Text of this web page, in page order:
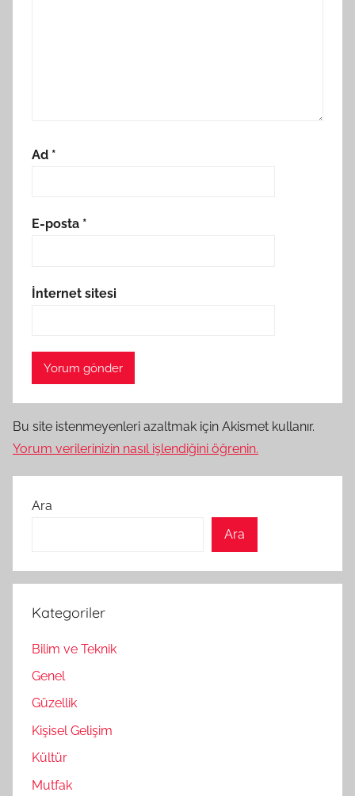
Ad *
E-posta *
İnternet sitesi
Bu site istenmeyenleri azaltmak için Akismet kullanır.
Yorum verilerinizin nasıl işlendiğini öğrenin.
Ara
Ara
Kategoriler
Bilim ve Teknik
Genel
Güzellik
Kişisel Gelişim
Kültür
Mutfak